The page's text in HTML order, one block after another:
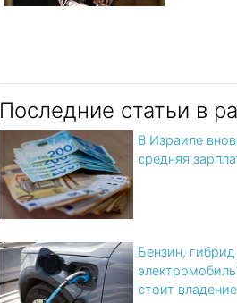
Последние статьи в
В Израиле
средняя
Бензин,
стоит